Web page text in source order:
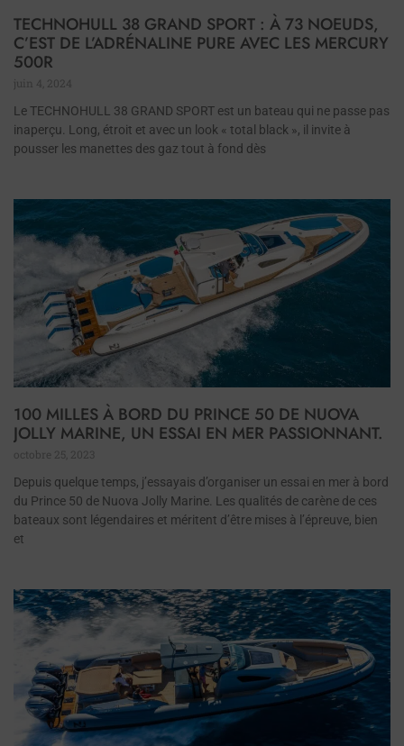
TECHNOHULL 38 GRAND SPORT : À 73 NOEUDS,
C’EST DE L’ADRÉNALINE PURE AVEC LES MERCURY
500R
juin 4, 2024
Le TECHNOHULL 38 GRAND SPORT est un bateau qui ne passe pas
inaperçu. Long, étroit et avec un look « total black », il invite à
pousser les manettes des gaz tout à fond dès
100 MILLES À BORD DU PRINCE 50 DE NUOVA
JOLLY MARINE, UN ESSAI EN MER PASSIONNANT.
octobre 25, 2023
Depuis quelque temps, j’essayais d’organiser un essai en mer à bord
du Prince 50 de Nuova Jolly Marine. Les qualités de carène de ces
bateaux sont légendaires et méritent d’être mises à l’épreuve, bien
et